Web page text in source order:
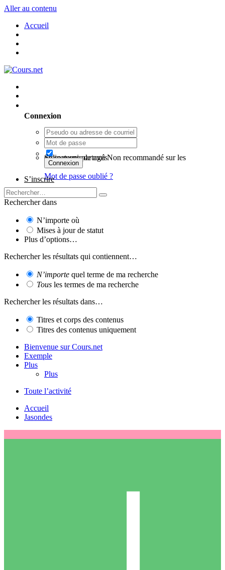
Aller au contenu
Accueil
Connexion
Se souvenir de moi
Non recommandé sur les ordinateurs partagés
Connexion
Mot de passe oublié ?
S’inscrire
Rechercher dans
N’importe où
Mises à jour de statut
Plus d’options…
Rechercher les résultats qui contiennent…
N’importe quel terme de ma recherche
Tous les termes de ma recherche
Rechercher les résultats dans…
Titres et corps des contenus
Titres des contenus uniquement
Bienvenue sur Cours.net
Exemple
Plus
Plus
Toute l’activité
Accueil
Jasondes